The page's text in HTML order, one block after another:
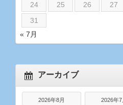
24
25 26 27
31
« 7月
アーカイブ
2026年8月 2026年7